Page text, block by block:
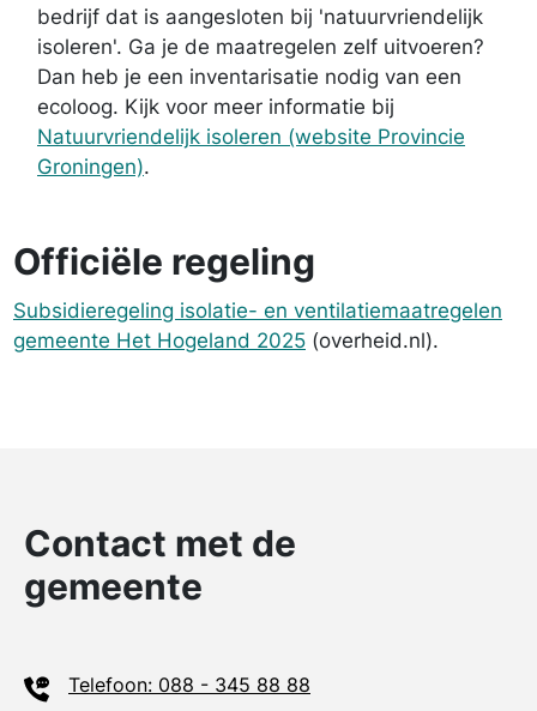
bedrijf dat is aangesloten bij 'natuurvriendelijk
isoleren'. Ga je de maatregelen zelf uitvoeren?
Dan heb je een inventarisatie nodig van een
ecoloog. Kijk voor meer informatie bij
Natuurvriendelijk isoleren (website Provincie
Groningen).
Officiële regeling
Subsidieregeling isolatie- en ventilatiemaatregelen
gemeente Het Hogeland 2025 (overheid.nl).
Contact met de
gemeente
Telefoon: 088 - 345 88 88